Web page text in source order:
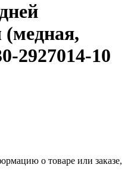
(медная,
2927014-10
о товаре или заказе,